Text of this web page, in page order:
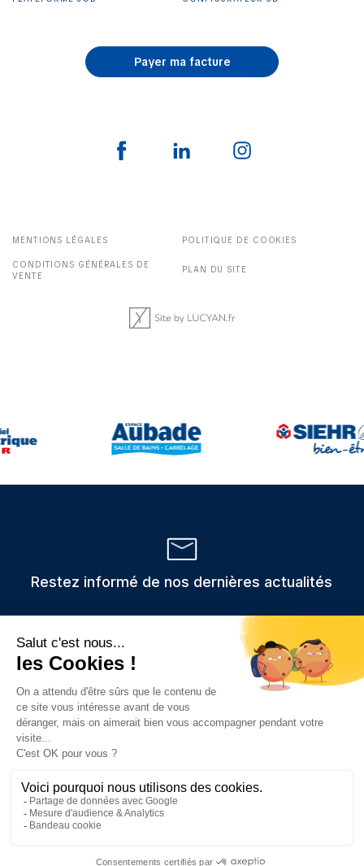
Payer ma facture
MENTIONS LÉGALES POLITIQUE DE COOKIES
CONDITIONS GÉNÉRALES DE
VENTE
PLAN DU SITE
Restez informé de nos dernières actualités
Veuillez
laisser
ce
champ
vide.
Les informations recueillies via ce formulaire sont stockées et
utilisées uniquement pour traiter votre demande,
conformément au RGPD.